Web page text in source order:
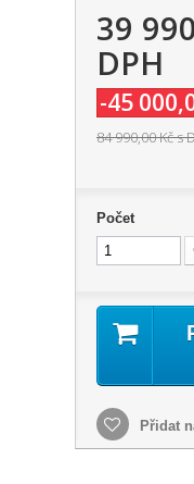
39
DPH
-45
84 990,00 Kčs
Počet
Přidat